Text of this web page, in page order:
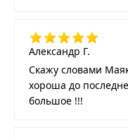
Александр Г.
Скажу словами
хороша до
большое !!!